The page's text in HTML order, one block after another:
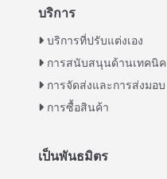
บริการ
บริการที่ปรับแต่งเอง
การสนับสนุนด้านเทคนิค
การจัดส่งและการส่งมอบ
การซื้อสินค้า
เป็นพันธมิตร
Urdu
Greek
Italian